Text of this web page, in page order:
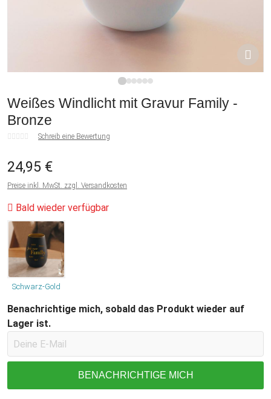
Weißes Windlicht mit Gravur Family -
Bronze
Schreib eine Bewertung
24,95 €
Preise inkl. MwSt. zzgl. Versandkosten
Bald wieder verfügbar
Schwarz-Gold
Benachrichtige mich, sobald das Produkt wieder auf
Lager ist.
BENACHRICHTIGE MICH